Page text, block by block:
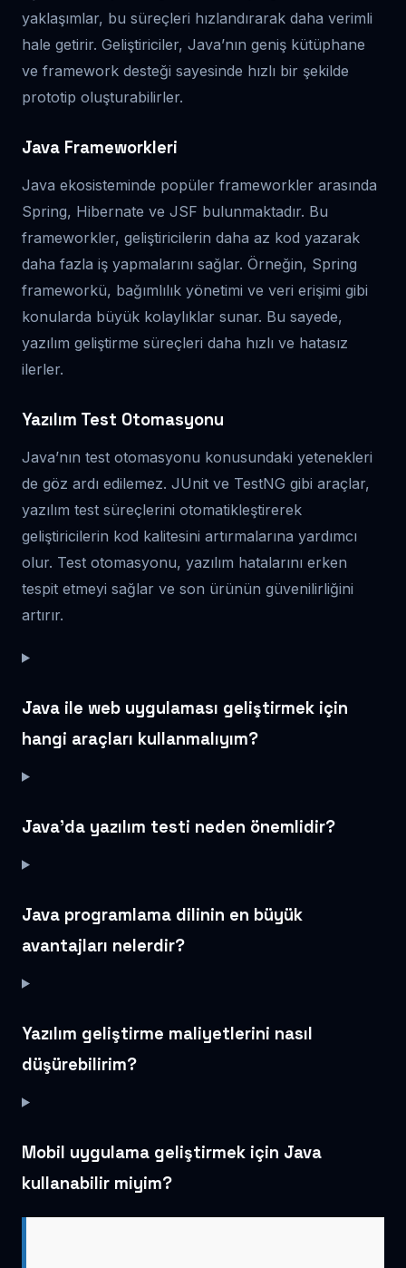
yaklaşımlar, bu süreçleri hızlandırarak daha verimli
hale getirir. Geliştiriciler, Java’nın geniş kütüphane
ve framework desteği sayesinde hızlı bir şekilde
prototip oluşturabilirler.
Java Frameworkleri
Java ekosisteminde popüler frameworkler arasında
Spring, Hibernate ve JSF bulunmaktadır. Bu
frameworkler, geliştiricilerin daha az kod yazarak
daha fazla iş yapmalarını sağlar. Örneğin, Spring
frameworkü, bağımlılık yönetimi ve veri erişimi gibi
konularda büyük kolaylıklar sunar. Bu sayede,
yazılım geliştirme süreçleri daha hızlı ve hatasız
ilerler.
Yazılım Test Otomasyonu
Java’nın test otomasyonu konusundaki yetenekleri
de göz ardı edilemez. JUnit ve TestNG gibi araçlar,
yazılım test süreçlerini otomatikleştirerek
geliştiricilerin kod kalitesini artırmalarına yardımcı
olur. Test otomasyonu, yazılım hatalarını erken
tespit etmeyi sağlar ve son ürünün güvenilirliğini
artırır.
Java ile web uygulaması geliştirmek için
hangi araçları kullanmalıyım?
Java’da yazılım testi neden önemlidir?
Java programlama dilinin en büyük
avantajları nelerdir?
Yazılım geliştirme maliyetlerini nasıl
düşürebilirim?
Mobil uygulama geliştirmek için Java
kullanabilir miyim?